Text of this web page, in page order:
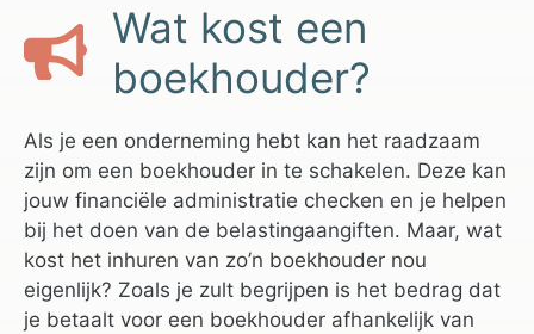
Wat kost een
boekhouder?
Als je een onderneming hebt kan het raadzaam
zijn om een boekhouder in te schakelen. Deze kan
jouw financiële administratie checken en je helpen
bij het doen van de belastingaangiften. Maar, wat
kost het inhuren van zo’n boekhouder nou
eigenlijk? Zoals je zult begrijpen is het bedrag dat
je betaalt voor een boekhouder afhankelijk van